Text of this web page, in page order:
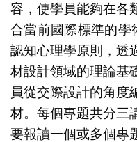
容，使學員能夠在各
合當前國際標準的學
認知心理學原則，透
材設計領域的理論基
員從交際設計的角度
材。每個專題共分三
要報讀一個或多個專